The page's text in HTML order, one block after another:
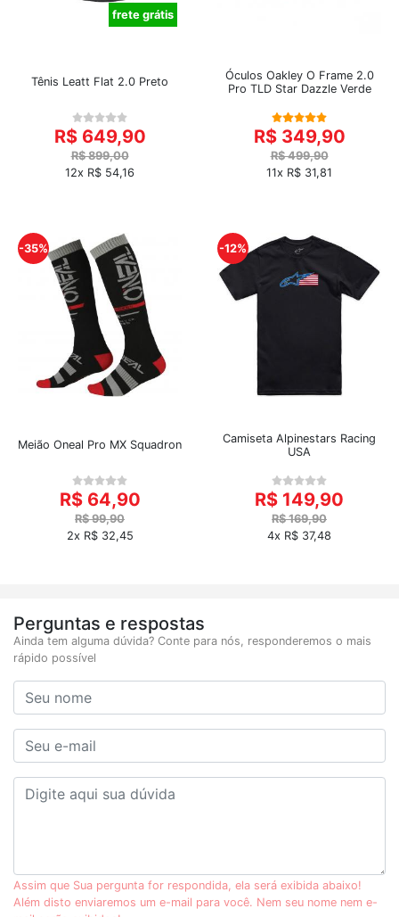
frete grátis
Tênis Leatt Flat 2.0 Preto
R$ 649,90
R$ 899,00
12x R$ 54,16
Óculos Oakley O Frame 2.0
Pro TLD Star Dazzle Verde
R$ 349,90
R$ 499,90
11x R$ 31,81
-35%
Meião Oneal Pro MX Squadron
R$ 64,90
R$ 99,90
2x R$ 32,45
-12%
Camiseta Alpinestars Racing
USA
R$ 149,90
R$ 169,90
4x R$ 37,48
Perguntas e respostas
Ainda tem alguma dúvida? Conte para nós, responderemos o mais
rápido possível
Assim que Sua pergunta for respondida, ela será exibida abaixo!
Além disto enviaremos um e-mail para você. Nem seu nome nem e-